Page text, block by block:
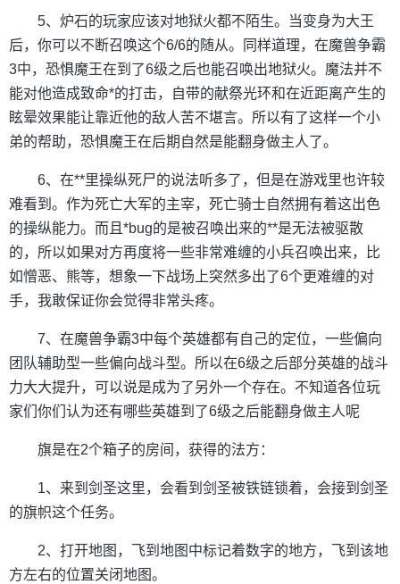
5、炉石的玩家应该对地狱火都不陌生。当变身为大王
后，你可以不断召唤这个6/6的随从。同样道理，在魔兽争霸
3中，恐惧魔王在到了6级之后也能召唤出地狱火。魔法并不
能对他造成致命*的打击，自带的献祭光环和在近距离产生的
眩晕效果能让靠近他的敌人苦不堪言。所以有了这样一个小
弟的帮助，恐惧魔王在后期自然是能翻身做主人了。
6、在**里操纵死尸的说法听多了，但是在游戏里也许较
难看到。作为死亡大军的主宰，死亡骑士自然拥有着这出色
的操纵能力。而且*bug的是被召唤出来的**是无法被驱散
的，所以如果对方再度将一些非常难缠的小兵召唤出来，比
如憎恶、熊等，想象一下战场上突然多出了6个更难缠的对
手，我敢保证你会觉得非常头疼。
7、在魔兽争霸3中每个英雄都有自己的定位，一些偏向
团队辅助型一些偏向战斗型。所以在6级之后部分英雄的战斗
力大大提升，可以说是成为了另外一个存在。不知道各位玩
家们你们认为还有哪些英雄到了6级之后能翻身做主人呢
旗是在2个箱子的房间，获得的法方：
1、来到剑圣这里，会看到剑圣被铁链锁着，会接到剑圣
的旗帜这个任务。
2、打开地图，飞到地图中标记着数字的地方，飞到该地
方左右的位置关闭地图。